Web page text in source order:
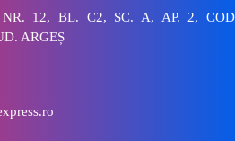
12, BL. C2, SC. A, AP. 2, COD
ARGEȘ